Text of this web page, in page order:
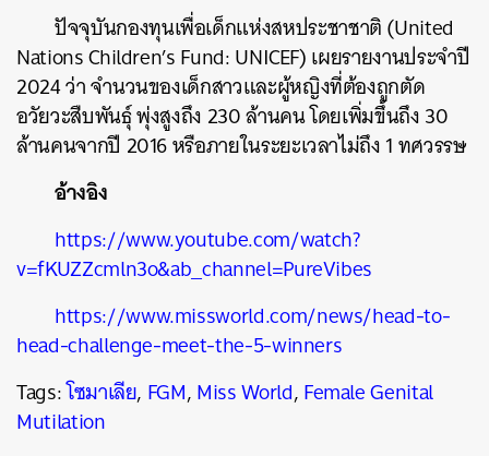
ปัจจุบันกองทุนเพื่อเด็กแห่งสหประชาชาติ (United
Nations Children’s Fund: UNICEF) เผยรายงานประจำปี
2024 ว่า จำนวนของเด็กสาวและผู้หญิงที่ต้องถูกตัด
อวัยวะสืบพันธุ์ พุ่งสูงถึง 230 ล้านคน โดยเพิ่มขึ้นถึง 30
ล้านคนจากปี 2016 หรือภายในระยะเวลาไม่ถึง 1 ทศวรรษ
อ้างอิง
https://www.youtube.com/watch?
v=fKUZZcmln3o&ab_channel=PureVibes
https://www.missworld.com/news/head-to-
head-challenge-meet-the-5-winners
Tags:โซมาเลีย, FGM,Miss World,Female Genital
Mutilation